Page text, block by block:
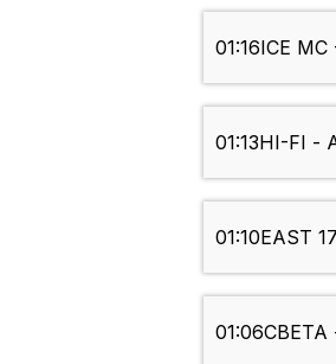
01:16ICE
01:13HI-FI -
01:10EAST
01:06СВЕТА